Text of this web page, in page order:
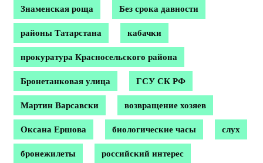
Знаменская роща Без срока давности
районы Татарстана кабачки
прокуратура Красносельского района
Бронетанковая улица ГСУ СК РФ
Мартин Варсавски возвращение хозяев
Оксана Ершова биологические часы слух
бронежилеты российский интерес